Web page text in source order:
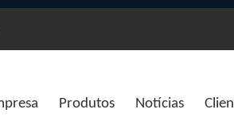
Produtos Notícias